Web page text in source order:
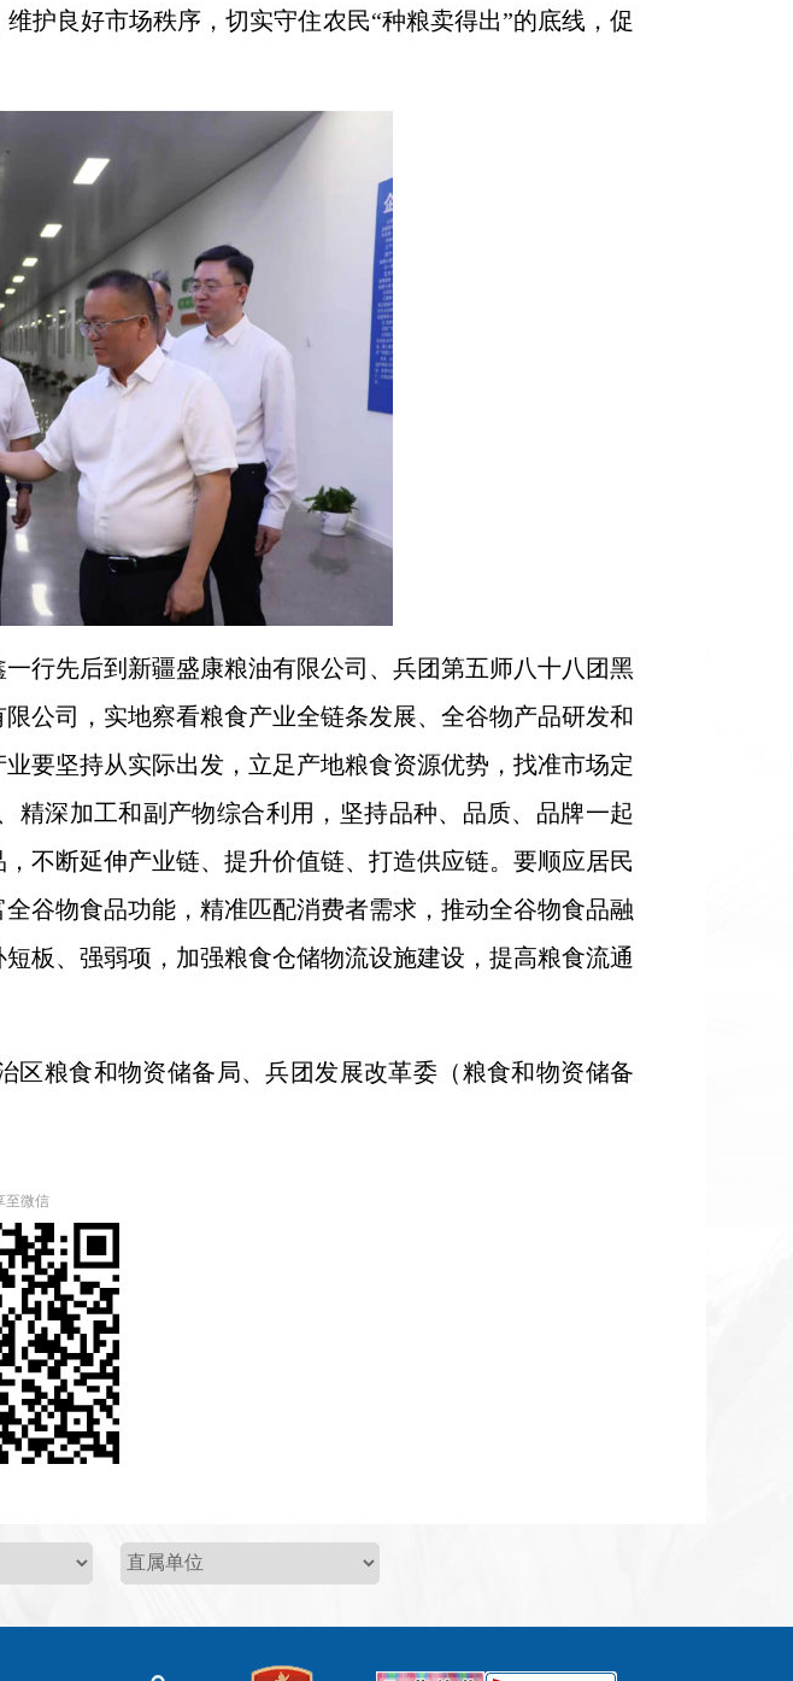
护良好市场秩序，切实守住农民“种粮卖得出”的底线，促
行先后到新疆盛康粮油有限公司、兵团第五师八十八团黑
公司，实地察看粮食产业全链条发展、全谷物产品研发和
要坚持从实际出发，立足产地粮食资源优势，找准市场定
深加工和副产物综合利用，坚持品种、品质、品牌一起
不断延伸产业链、提升价值链、打造供应链。要顺应居民
谷物食品功能，精准匹配消费者需求，推动全谷物食品融
板、强弱项，加强粮食仓储物流设施建设，提高粮食流通
区粮食和物资储备局、兵团发展改革委（粮食和物资储备
至微信